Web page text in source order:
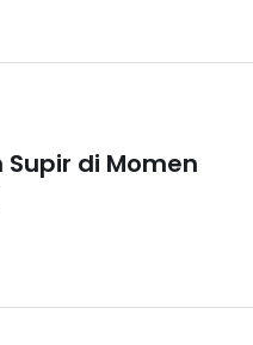
Supir di Momen